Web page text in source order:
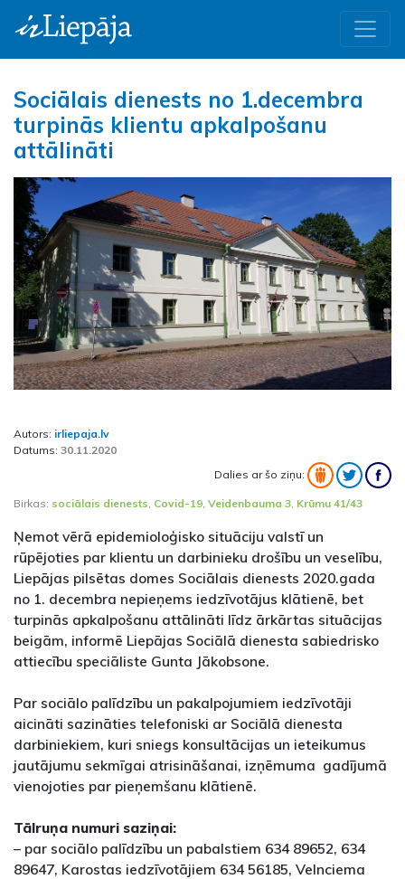
Sociālais dienests no 1.decembra
turpinās klientu apkalpošanu
attālināti
Autors: irliepaja.lv
Datums: 30.11.2020
Dalies ar šo ziņu:
Birkas: sociālais dienests Covid-19 Veidenbauma 3 Krūmu 41/43
Ņemot vērā epidemioloģisko situāciju valstī un
rūpējoties par klientu un darbinieku drošību un veselību,
Liepājas pilsētas domes Sociālais dienests 2020.gada
no 1. decembra nepieņems iedzīvotājus klātienē, bet
turpinās apkalpošanu attālināti līdz ārkārtas situācijas
beigām, informē Liepājas Sociālā dienesta sabiedrisko
attiecību speciāliste Gunta Jākobsone.
Par sociālo palīdzību un pakalpojumiem iedzīvotāji
aicināti sazināties telefoniski ar Sociālā dienesta
darbiniekiem, kuri sniegs konsultācijas un ieteikumus
jautājumu sekmīgai atrisināšanai, izņēmuma gadījumā
vienojoties par pieņemšanu klātienē.
Tālruņa numuri saziņai:
– par sociālo palīdzību un pabalstiem 634 89652, 634
89647, Karostas iedzīvotājiem 634 56185, Velnciema